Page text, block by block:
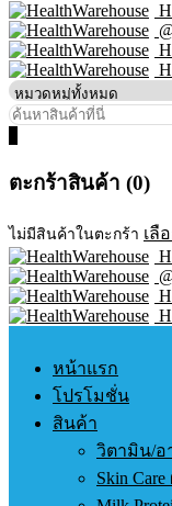
ตะกร้าสินค้า (0)
ไม่มีสินค้าในตะกร้า เลื
หน้าแรก
โปรโมชั่น
สินค้า
วิตามิน/อ
Skin